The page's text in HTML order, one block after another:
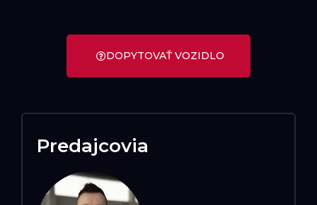
DOPYTOVAŤ VOZIDLO
Predajcovia